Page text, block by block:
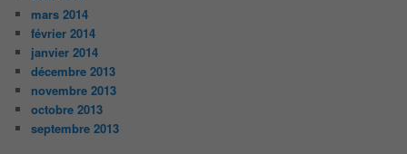
mars 2014
février 2014
janvier 2014
décembre 2013
novembre 2013
octobre 2013
septembre 2013